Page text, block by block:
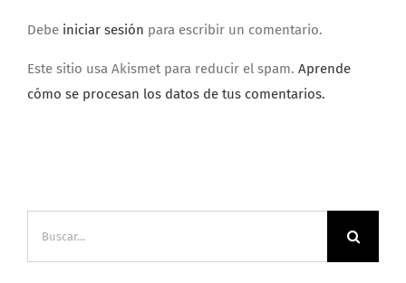
Debe iniciar sesión para escribir un comentario.
Este sitio usa Akismet para reducir el spam. Aprende
cómo se procesan los datos de tus comentarios.